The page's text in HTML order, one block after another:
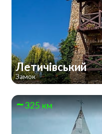
Летичівський
Замок
325 км